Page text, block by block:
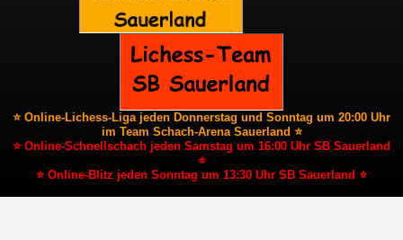
⭐ Online-Lichess-Liga jeden Donnerstag und Sonntag um 20:00 Uhr
im Team Schach-Arena Sauerland ⭐
⭐ Online-Schnellschach jeden Samstag um 16:00 Uhr SB Sauerland
⭐
⭐ Online-Blitz jeden Sonntag um 13:30 Uhr SB Sauerland ⭐